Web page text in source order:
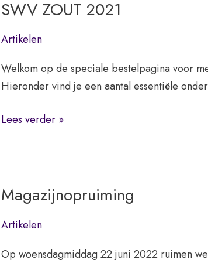
SWV ZOUT 2021
Artikelen
Welkom op de speciale bestelpagina voor
Hieronder vind je een aantal essentiële
SWV
2021
Lees verder »
Magazijnopruiming
Artikelen
Op woensdagmiddag 22 juni 2022 ruimen